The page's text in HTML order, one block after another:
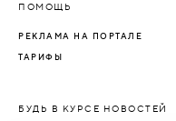
ПОМОЩЬ
РЕКЛАМА НА ПОРТАЛЕ
ТАРИФЫ
БУДЬ В КУРСЕ НОВОСТЕЙ